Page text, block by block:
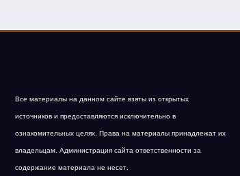
Все материалы на данном сайте взяты из открытых
источников и предоставляются исключительно в
ознакомительных целях. Права на материалы принадлежат их
владельцам. Администрация сайта ответственности за
содержание материала не несет.